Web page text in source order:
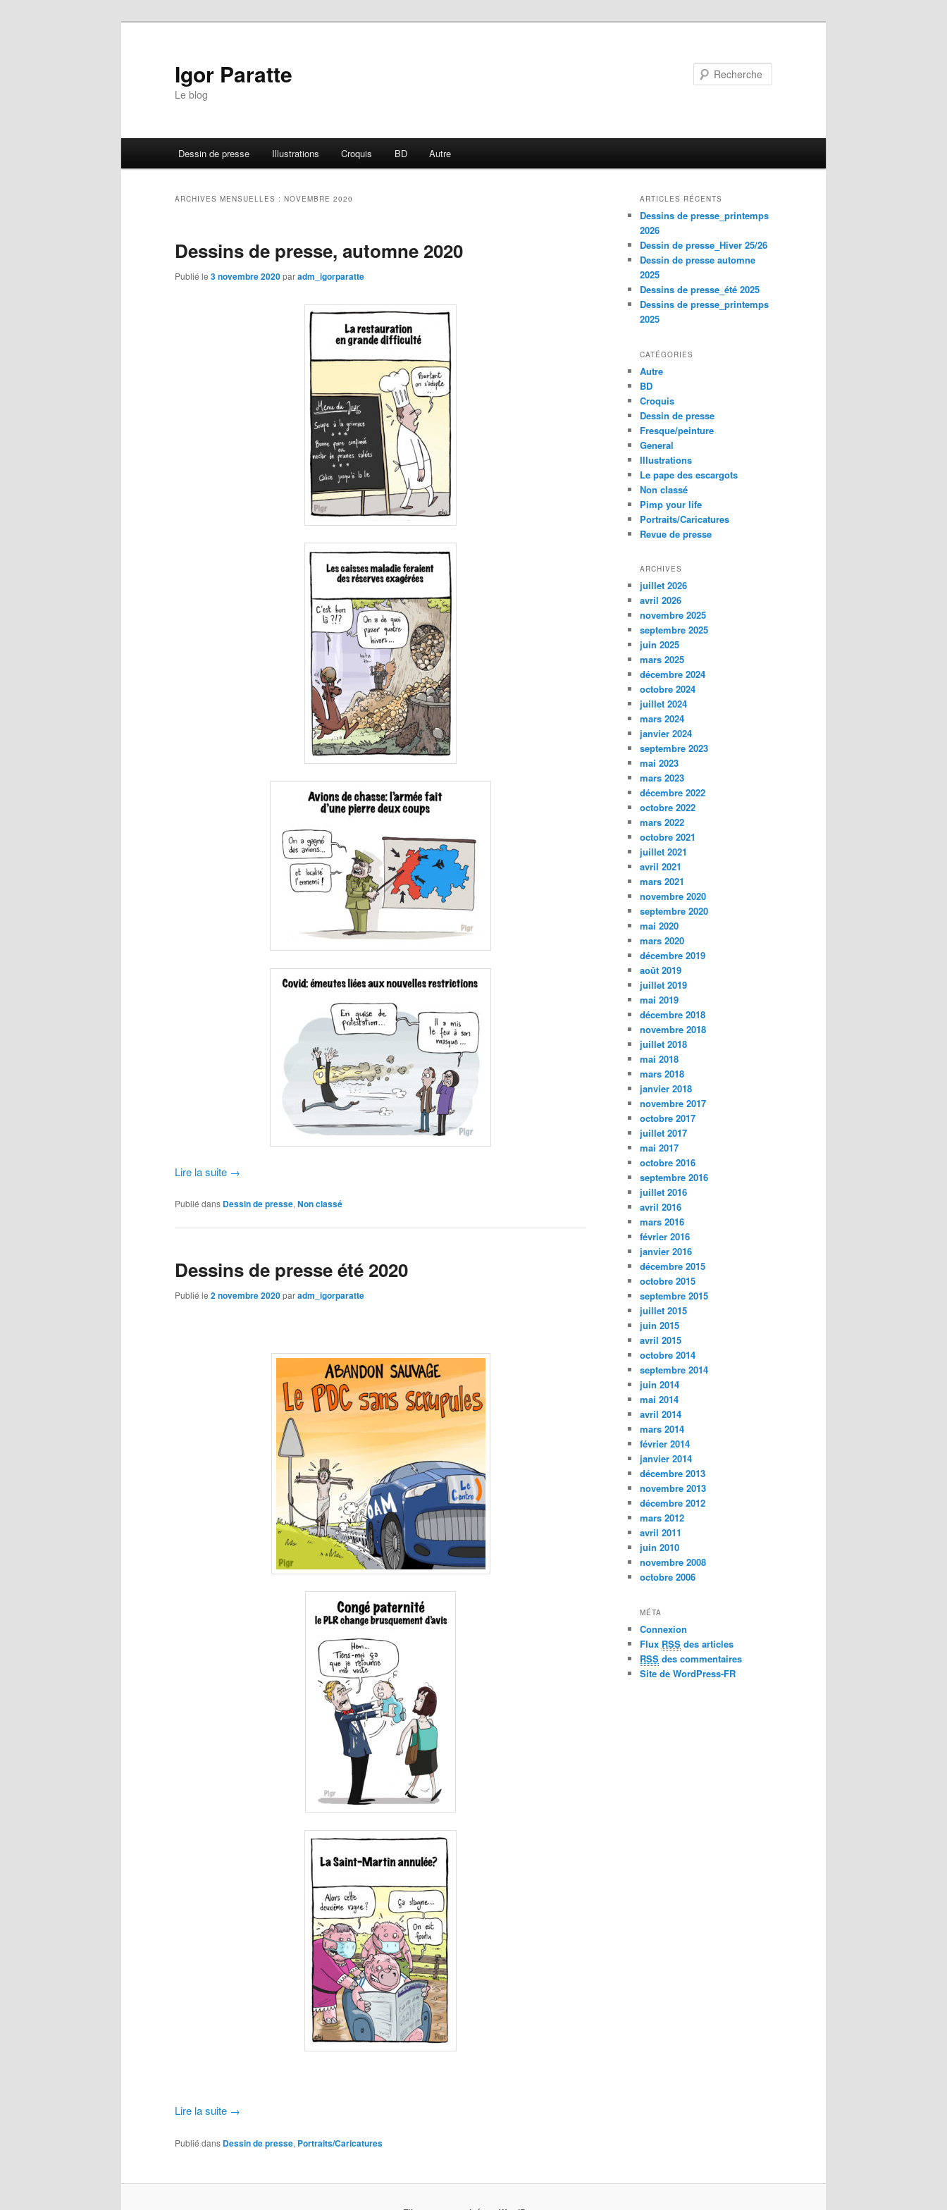
Igor Paratte
Le blog
Aller au contenu principal
Aller au contenu secondaire
Dessin de presse Illustrations Croquis BD Autre
ARCHIVES MENSUELLES : NOVEMBRE 2020
Dessins de presse, automne 2020
Publié le 3 novembre 2020paradm_igorparatte
Lire la suite →
Publié dans Dessin de presse,Non classé
Dessins de presse été 2020
Publié le 2 novembre 2020paradm_igorparatte
Lire la suite →
Publié dans Dessin de presse, Portraits/Caricatures
ARTICLES RÉCENTS
Dessins de presse_printemps
2026
Dessin de presse_Hiver 25/26
Dessin de presse automne
2025
Dessins de presse_été 2025
Dessins de presse_printemps
2025
CATÉGORIES
Autre
BD
Croquis
Dessin de presse
Fresque/peinture
General
Illustrations
Le pape des escargots
Non classé
Pimp your life
Portraits/Caricatures
Revue de presse
ARCHIVES
juillet 2026
avril 2026
novembre 2025
septembre 2025
juin 2025
mars 2025
décembre 2024
octobre 2024
juillet 2024
mars 2024
janvier 2024
septembre 2023
mai 2023
mars 2023
décembre 2022
octobre 2022
mars 2022
octobre 2021
juillet 2021
avril 2021
mars 2021
novembre 2020
septembre 2020
mai 2020
mars 2020
décembre 2019
août 2019
juillet 2019
mai 2019
décembre 2018
novembre 2018
juillet 2018
mai 2018
mars 2018
janvier 2018
novembre 2017
octobre 2017
juillet 2017
mai 2017
octobre 2016
septembre 2016
juillet 2016
avril 2016
mars 2016
février 2016
janvier 2016
décembre 2015
octobre 2015
septembre 2015
juillet 2015
juin 2015
avril 2015
octobre 2014
septembre 2014
juin 2014
mai 2014
avril 2014
mars 2014
février 2014
janvier 2014
décembre 2013
novembre 2013
décembre 2012
mars 2012
avril 2011
juin 2010
novembre 2008
octobre 2006
MÉTA
Connexion
Flux RSS des articles
RSS des commentaires
Site de WordPress-FR